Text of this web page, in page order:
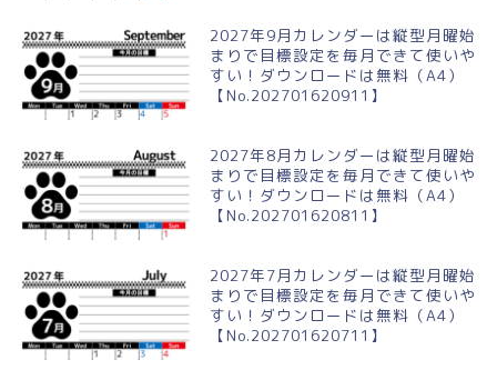
2027年9月カレンダーは縦型月曜始
まりで目標設定を毎月できて使いや
すい！ダウンロードは無料（A4）
【No.202701620911】
2027年8月カレンダーは縦型月曜始
まりで目標設定を毎月できて使いや
すい！ダウンロードは無料（A4）
【No.202701620811】
2027年7月カレンダーは縦型月曜始
まりで目標設定を毎月できて使いや
すい！ダウンロードは無料（A4）
【No.202701620711】